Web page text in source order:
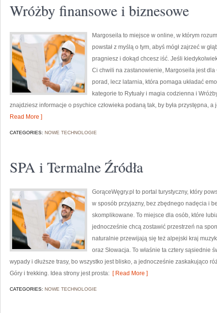
Wróżby finansowe i biznesowe
Margoseila to miejsce w online, w którym
powstał z myślą o tym, abyś mógł zajrzeć w
pragniesz i dokąd chcesz iść. Jeśli
Ci chwili na zastanowienie, Margoseila jest
porad, lecz latarnia, która pomaga układać
kategorie to Rytuały i magia codzienna i
znajdziesz informacje o psychice człowieka podaną tak, by była przystępna,
Read More ]
CATEGORIES: NOWE TECHNOLOGIE
SPA i Termalne Źródła
GorąceWęgry.pl to portal turystyczny, który
w sposób przyjazny, bez zbędnego nadęcia i
skomplikowane. To miejsce dla osób, które
jednocześnie chcą zostawić przestrzeń na
naturalnie przewijają się też alpejski kraj
oraz Słowacja. To właśnie ta cztery sąsiednie
wypady i dłuższe trasy, bo wszystko jest blisko, a jednocześnie zaskakująco
Góry i trekking. Idea strony jest prosta: [ Read More ]
CATEGORIES: NOWE TECHNOLOGIE